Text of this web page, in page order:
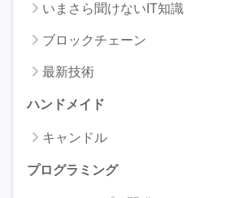
いまさら聞けないIT知識
ブロックチェーン
最新技術
ハンドメイド
キャンドル
プログラミング